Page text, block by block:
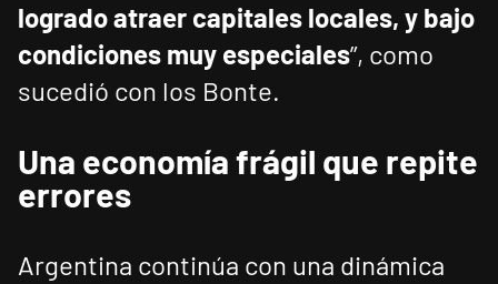
logrado atraer capitales locales, y bajo
condiciones muy especiales”, como
sucedió con los Bonte.
Una economía frágil que repite
errores
Argentina continúa con una dinámica